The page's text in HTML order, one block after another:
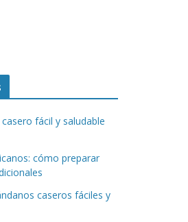
fácil y saludable
cómo preparar
caseros fáciles y